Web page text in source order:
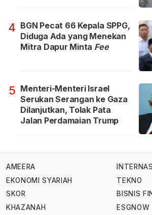
4 BGN Pecat 66 Kepala SPPG,
Diduga Ada yang Menekan
Mitra Dapur Minta Fee
5 Menteri-Menteri Israel
Serukan Serangan ke Gaza
Dilanjutkan, Tolak Pata
Jalan Perdamaian Trump
AMEERA
EKONOMI SYARIAH
SKOR
KHAZANAH
TEKNO
BISNIS
ESGNOW